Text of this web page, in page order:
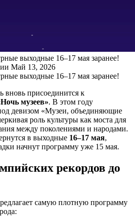
выходные 16–17 мая заранее!
Май 13, 2026
выходные 16–17 мая заранее!
вновь присоединится к
музеев». В этом году
девизом «Музеи, объединяющие
роль культуры как моста для
между поколениями и народами.
в выходные 16–17 мая,
начнут программу уже 15 мая.
рекордов до
самую плотную программу